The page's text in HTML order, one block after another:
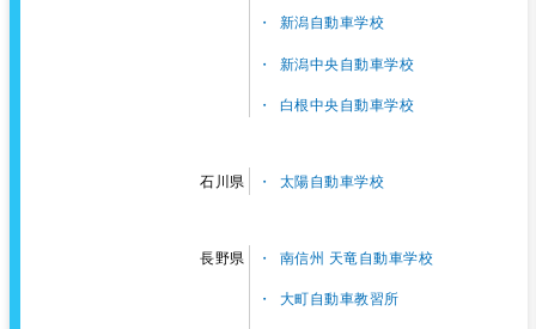
新潟自動車学校
新潟中央自動車学校
白根中央自動車学校
石川県 太陽自動車学校
長野県 南信州 天竜自動車学校
大町自動車教習所